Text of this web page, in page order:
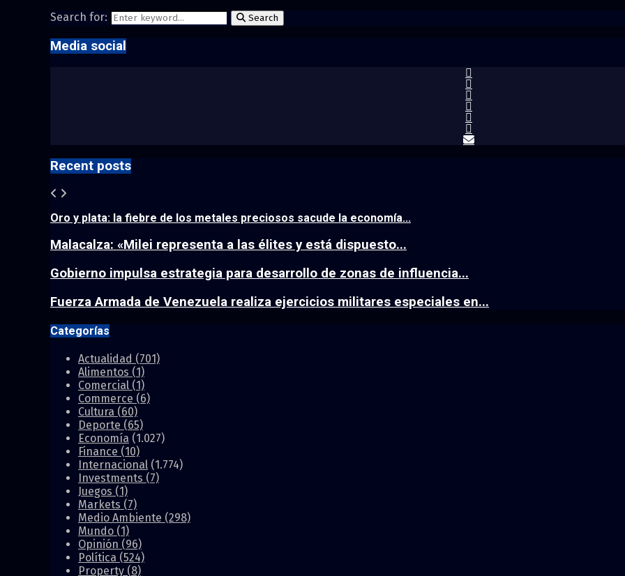
Search for: Search
Media social
Recent posts
Oro y plata: la fiebre de los metales preciosos sacude la economía...
Malacalza: «Milei representa a las élites y está dispuesto...
Gobierno impulsa estrategia para desarrollo de zonas de influencia...
Fuerza Armada de Venezuela realiza ejercicios militares especiales en...
Categorías
Actualidad (701)
Alimentos (1)
Comercial (1)
Commerce (6)
Cultura (60)
Deporte (65)
Economía (1.027)
Finance (10)
Internacional (1.774)
Investments (7)
Juegos (1)
Markets (7)
Medio Ambiente (298)
Mundo (1)
Opinión (96)
Política (524)
Property (8)